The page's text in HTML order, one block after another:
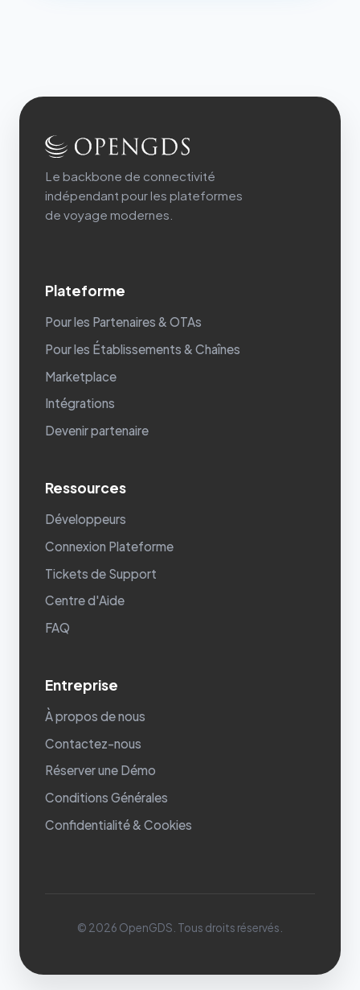
Le backbone de connectivité
indépendant pour les plateformes
de voyage modernes.
Plateforme
Pour les Partenaires & OTAs
Pour les Établissements & Chaînes
Marketplace
Intégrations
Devenir partenaire
Ressources
Développeurs
Connexion Plateforme
Tickets de Support
Centre d'Aide
FAQ
Entreprise
À propos de nous
Contactez-nous
Réserver une Démo
Conditions Générales
Confidentialité & Cookies
© 2026 OpenGDS. Tous droits réservés.